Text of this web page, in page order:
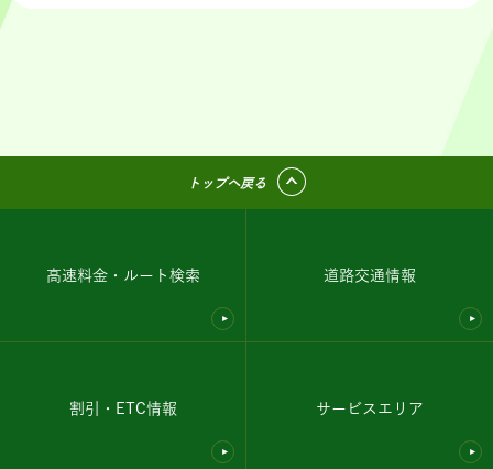
トップへ戻る
高速料金・ルート検索 道路交通情報
割引・ETC情報 サービスエリア